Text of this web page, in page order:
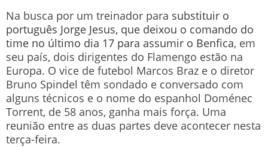
Na busca por um treinador para substituir o
português Jorge Jesus, que deixou o comando do
time no último dia 17 para assumir o Benfica, em
seu país, dois dirigentes do Flamengo estão na
Europa. O vice de futebol Marcos Braz e o diretor
Bruno Spindel têm sondado e conversado com
alguns técnicos e o nome do espanhol Doménec
Torrent, de 58 anos, ganha mais força. Uma
reunião entre as duas partes deve acontecer nesta
terça-feira.